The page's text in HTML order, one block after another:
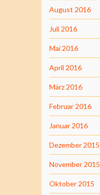
August 2016
Juli 2016
Mai 2016
April 2016
März 2016
Februar 2016
Januar 2016
Dezember 2015
November 2015
Oktober 2015